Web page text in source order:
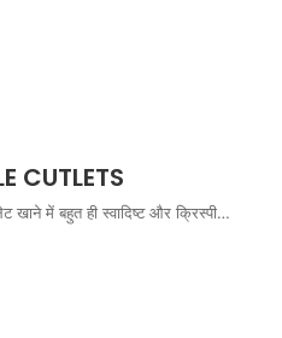
CUTLETS
में बहुत ही स्वादिष्ट और क्रिस्पी…